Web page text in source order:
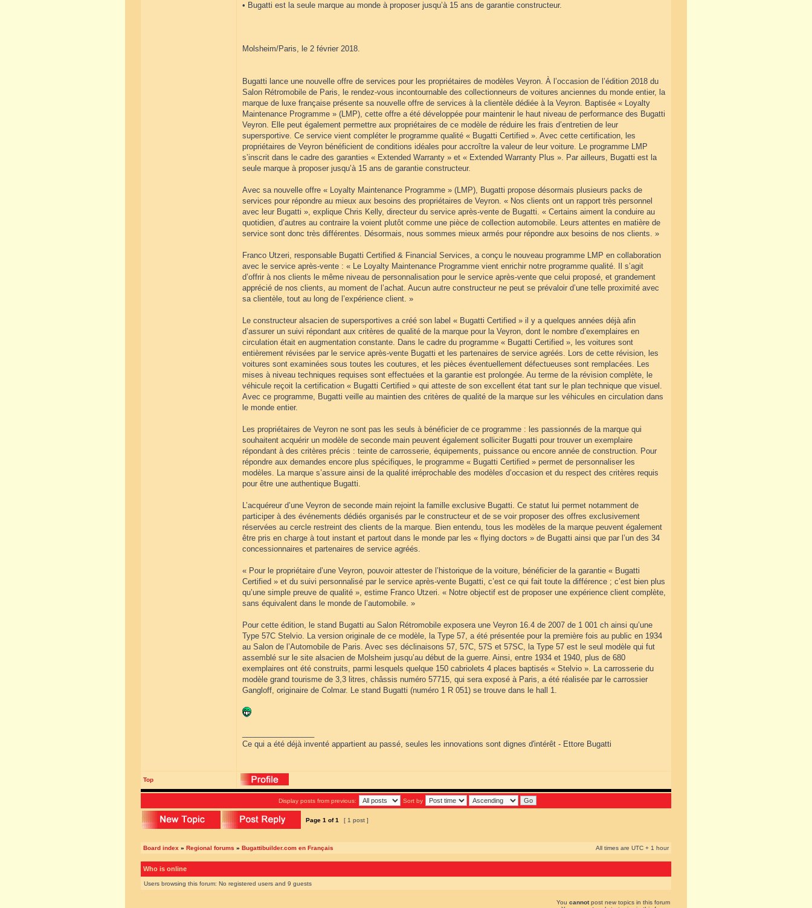
• Bugatti est la seule marque au monde à proposer jusqu’à 15 ans de garantie constructeur.
Molsheim/Paris, le 2 février 2018.
Bugatti lance une nouvelle offre de services pour les propriétaires de modèles Veyron. À l’occasion de l’édition 2018 du
Salon Rétromobile de Paris, le rendez-vous incontournable des collectionneurs de voitures anciennes du monde entier, la
marque de luxe française présente sa nouvelle offre de services à la clientèle dédiée à la Veyron. Baptisée « Loyalty
Maintenance Programme » (LMP), cette offre a été développée pour maintenir le haut niveau de performance des Bugatti
Veyron. Elle peut également permettre aux propriétaires de ce modèle de réduire les frais d’entretien de leur
supersportive. Ce service vient compléter le programme qualité « Bugatti Certified ». Avec cette certification, les
propriétaires de Veyron bénéficient de conditions idéales pour accroître la valeur de leur voiture. Le programme LMP
s’inscrit dans le cadre des garanties « Extended Warranty » et « Extended Warranty Plus ». Par ailleurs, Bugatti est la
seule marque à proposer jusqu’à 15 ans de garantie constructeur.
Avec sa nouvelle offre « Loyalty Maintenance Programme » (LMP), Bugatti propose désormais plusieurs packs de
services pour répondre au mieux aux besoins des propriétaires de Veyron. « Nos clients ont un rapport très personnel
avec leur Bugatti », explique Chris Kelly, directeur du service après-vente de Bugatti. « Certains aiment la conduire au
quotidien, d’autres au contraire la voient plutôt comme une pièce de collection automobile. Leurs attentes en matière de
service sont donc très différentes. Désormais, nous sommes mieux armés pour répondre aux besoins de nos clients. »
Franco Utzeri, responsable Bugatti Certified & Financial Services, a conçu le nouveau programme LMP en collaboration
avec le service après-vente : « Le Loyalty Maintenance Programme vient enrichir notre programme qualité. Il s’agit
d’offrir à nos clients le même niveau de personnalisation pour le service après-vente que celui proposé, et grandement
apprécié de nos clients, au moment de l’achat. Aucun autre constructeur ne peut se prévaloir d’une telle proximité avec
sa clientèle, tout au long de l’expérience client. »
Le constructeur alsacien de supersportives a créé son label « Bugatti Certified » il y a quelques années déjà afin
d’assurer un suivi répondant aux critères de qualité de la marque pour la Veyron, dont le nombre d’exemplaires en
circulation était en augmentation constante. Dans le cadre du programme « Bugatti Certified », les voitures sont
entièrement révisées par le service après-vente Bugatti et les partenaires de service agréés. Lors de cette révision, les
voitures sont examinées sous toutes les coutures, et les pièces éventuellement défectueuses sont remplacées. Les
mises à niveau techniques requises sont effectuées et la garantie est prolongée. Au terme de la révision complète, le
véhicule reçoit la certification « Bugatti Certified » qui atteste de son excellent état tant sur le plan technique que visuel.
Avec ce programme, Bugatti veille au maintien des critères de qualité de la marque sur les véhicules en circulation dans
le monde entier.
Les propriétaires de Veyron ne sont pas les seuls à bénéficier de ce programme : les passionnés de la marque qui
souhaitent acquérir un modèle de seconde main peuvent également solliciter Bugatti pour trouver un exemplaire
répondant à des critères précis : teinte de carrosserie, équipements, puissance ou encore année de construction. Pour
répondre aux demandes encore plus spécifiques, le programme « Bugatti Certified » permet de personnaliser les
modèles. La marque s’assure ainsi de la qualité irréprochable des modèles d’occasion et du respect des critères requis
pour être une authentique Bugatti.
L’acquéreur d’une Veyron de seconde main rejoint la famille exclusive Bugatti. Ce statut lui permet notamment de
participer à des événements dédiés organisés par le constructeur et de se voir proposer des offres exclusivement
réservées au cercle restreint des clients de la marque. Bien entendu, tous les modèles de la marque peuvent également
être pris en charge à tout instant et partout dans le monde par les « flying doctors » de Bugatti ainsi que par l’un des 34
concessionnaires et partenaires de service agréés.
« Pour le propriétaire d’une Veyron, pouvoir attester de l’historique de la voiture, bénéficier de la garantie « Bugatti
Certified » et du suivi personnalisé par le service après-vente Bugatti, c’est ce qui fait toute la différence ; c’est bien plus
qu’une simple preuve de qualité », estime Franco Utzeri. « Notre objectif est de proposer une expérience client complète,
sans équivalent dans le monde de l’automobile. »
Pour cette édition, le stand Bugatti au Salon Rétromobile exposera une Veyron 16.4 de 2007 de 1 001 ch ainsi qu’une
Type 57C Stelvio. La version originale de ce modèle, la Type 57, a été présentée pour la première fois au public en 1934
au Salon de l’Automobile de Paris. Avec ses déclinaisons 57, 57C, 57S et 57SC, la Type 57 est le seul modèle qui fut
assemblé sur le site alsacien de Molsheim jusqu’au début de la guerre. Ainsi, entre 1934 et 1940, plus de 680
exemplaires ont été construits, parmi lesquels quelque 150 cabriolets 4 places baptisés « Stelvio ». La carrosserie du
modèle grand tourisme de 3,3 litres, châssis numéro 57715, qui sera exposé à Paris, a été réalisée par le carrossier
Gangloff, originaire de Colmar. Le stand Bugatti (numéro 1 R 051) se trouve dans le hall 1.
Ce qui a été déjà inventé appartient au passé, seules les innovations sont dignes d'intérêt - Ettore Bugatti
Top
Display posts from previous: Sort by
Page 1 of1 [ 1 post ]
Board index » Regional forums » Bugattibuilder.com en Français All times are UTC + 1 hour
Who is online
Users browsing this forum: No registered users and 9 guests
You cannotpost new topics in this forum